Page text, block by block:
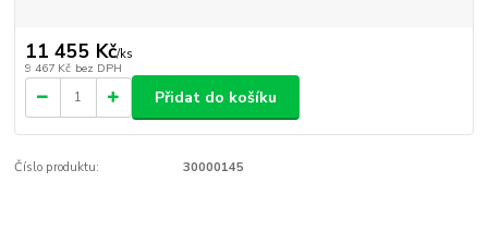
11 455 Kč/ks
9 467 Kč bez DPH
Přidat do košíku
Číslo produktu: 30000145